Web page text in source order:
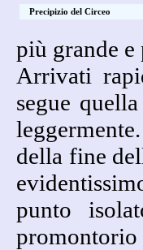
Precipizio del Circeo
più grande e
Arrivati
segue
della fine
punto